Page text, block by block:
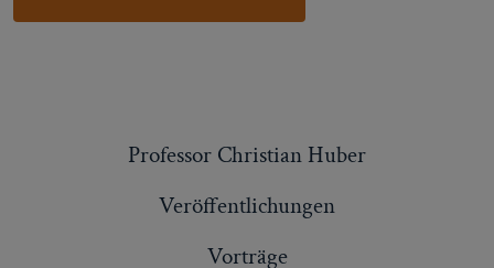
Professor Christian Huber
Veröffentlichungen
Vorträge